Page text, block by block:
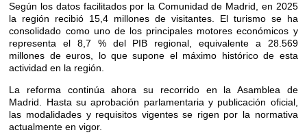
Según los datos facilitados por la Comunidad de Madrid, en 2025
la región recibió 15,4 millones de visitantes. El turismo se ha
consolidado como uno de los principales motores económicos y
representa el 8,7 % del PIB regional, equivalente a 28.569
millones de euros, lo que supone el máximo histórico de esta
actividad en la región.
La reforma continúa ahora su recorrido en la Asamblea de
Madrid. Hasta su aprobación parlamentaria y publicación oficial,
las modalidades y requisitos vigentes se rigen por la normativa
actualmente en vigor.